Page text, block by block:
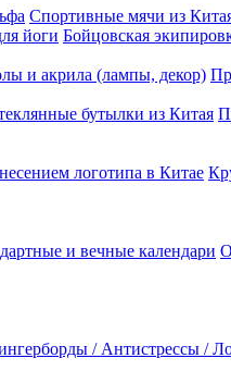
Спортивные мячи из
йоги Бойцовская
и акрила (лампы, декор)
бутылки из Китая
логотипа в Китае
и вечные календари
/ Антистрессы /